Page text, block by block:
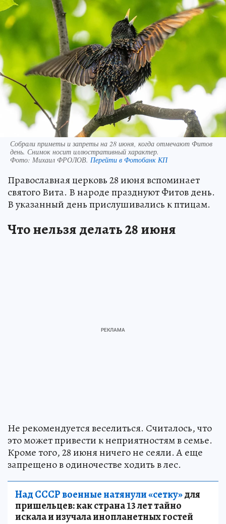
Собрали приметы и запреты на 28 июня, когда отмечают Фитов
день. Снимок носит иллюстративный характер.
Фото: Михаил ФРОЛОВ. Перейти в Фотобанк КП
Православная церковь 28 июня вспоминает
святого Вита. В народе празднуют Фитов день.
В указанный день прислушивались к птицам.
Что нельзя делать 28 июня
Не рекомендуется веселиться. Считалось, что
это может привести к неприятностям в семье.
Кроме того, 28 июня ничего не сеяли. А еще
запрещено в одиночестве ходить в лес.
Над СССР военные натянули «сетку»для
пришельцев: как страна 13 лет тайно
искала и изучала инопланетных гостей